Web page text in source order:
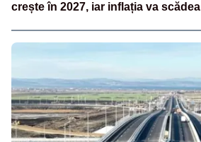
crește în 2027, iar inflația va scădea